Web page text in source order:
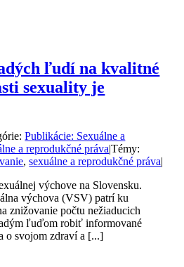
ľudí na kvalitné
sexuality je
Publikácie: Sexuálne a
a reprodukčné práva|Témy:
,sexuálne a reprodukčné práva|
výchove na Slovensku.
výchova (VSV) patrí ku
znižovanie počtu nežiaducich
ľuďom robiť informované
o svojom zdraví a [...]